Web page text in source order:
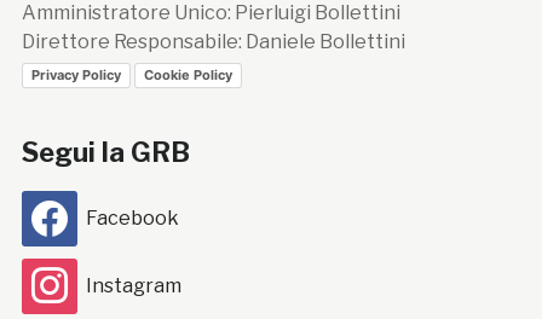
Amministratore Unico: Pierluigi Bollettini
Direttore Responsabile: Daniele Bollettini
Privacy Policy Cookie Policy
Segui la GRB
Facebook
Instagram